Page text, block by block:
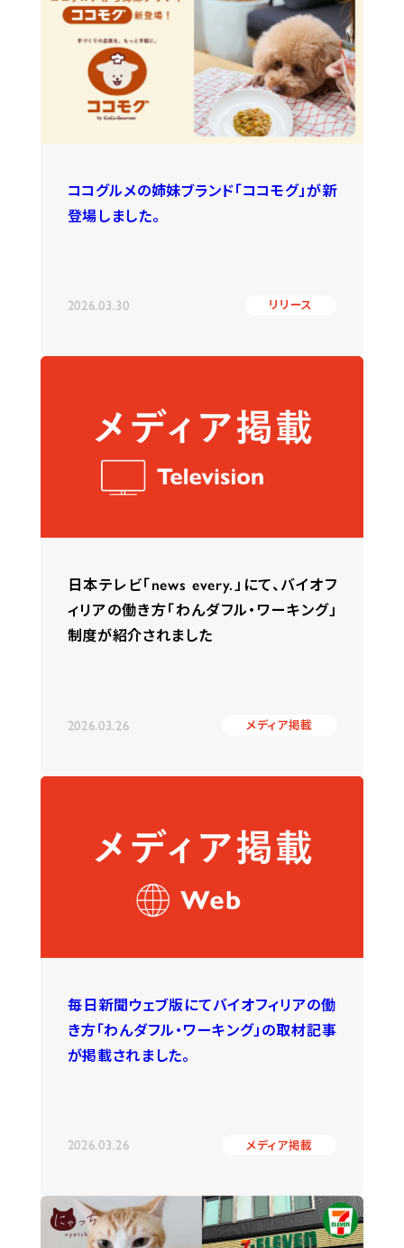
ココグルメの姉妹ブランド「ココモグ」が新
登場しました。
2026.03.30 リリース
日本テレビ「news every.」にて、バイオフ
ィリアの働き方「わんダフル・ワーキング」
制度が紹介されました
2026.03.26 メディア掲載
毎日新聞ウェブ版にてバイオフィリアの働
き方「わんダフル・ワーキング」の取材記事
が掲載されました。
2026.03.26 メディア掲載